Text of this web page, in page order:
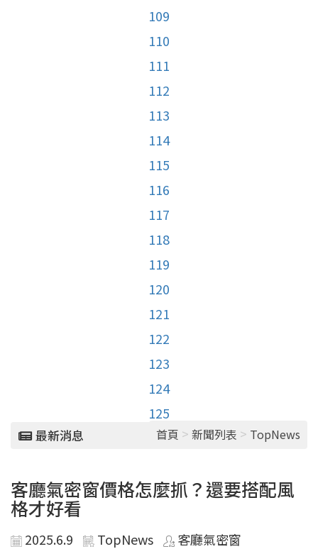
109
110
111
112
113
114
115
116
117
118
119
120
121
122
123
124
125
最新消息 首頁 > 新聞列表 > TopNews
客廳氣密窗價格怎麼抓？還要搭配風
格才好看
2025.6.9 TopNews 客廳氣密窗